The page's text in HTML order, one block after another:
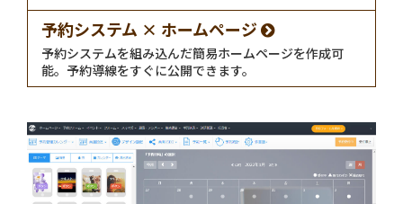
予約システム × ホームページ
予約システムを組み込んだ簡易ホームページを作成可
能。予約導線をすぐに公開できます。